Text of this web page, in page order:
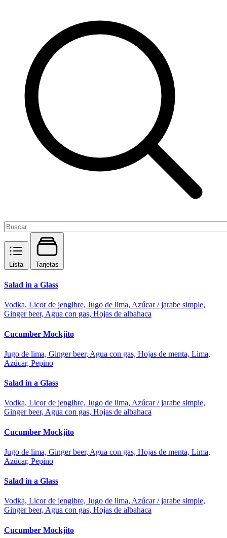
Lista Tarjetas
Salad in a Glass
Vodka, Licor de jengibre, Jugo de lima, Azúcar / jarabe simple,
Ginger beer, Agua con gas, Hojas de albahaca
Cucumber Mockjito
Jugo de lima, Ginger beer, Agua con gas, Hojas de menta, Lima,
Azúcar, Pepino
Salad in a Glass
Vodka, Licor de jengibre, Jugo de lima, Azúcar / jarabe simple,
Ginger beer, Agua con gas, Hojas de albahaca
Cucumber Mockjito
Jugo de lima, Ginger beer, Agua con gas, Hojas de menta, Lima,
Azúcar, Pepino
Salad in a Glass
Vodka, Licor de jengibre, Jugo de lima, Azúcar / jarabe simple,
Ginger beer, Agua con gas, Hojas de albahaca
Cucumber Mockjito